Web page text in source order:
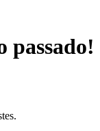
passado!